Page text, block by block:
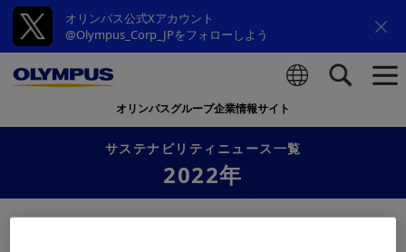
オリンパス公式Xアカウント
@Olympus_Corp_JPをフォローしよう
オリンパスグループ企業情報サイト
サステナビリティニュース一覧
2022年